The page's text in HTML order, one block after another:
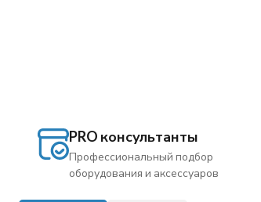
PRO консультанты
Профессиональный подбор
оборудования и аксессуаров